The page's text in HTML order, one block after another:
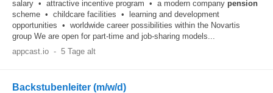
salary • attractive incentive program • a modern company pension
scheme • childcare facilities • learning and development
opportunities • worldwide career possibilities within the Novartis
group We are open for part-time and job-sharing models...
appcast.io - 5 Tage alt
Backstubenleiter (m/w/d)